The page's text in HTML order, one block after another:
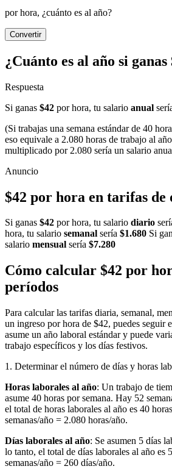
por hora, ¿cuánto es al año?
Convertir
¿Cuánto es al año si
Respuesta
Si ganas $42 por hora, tu salario anual
(Si trabajas una semana estándar de 40
eso equivale a 2.080 horas de trabajo al
multiplicado por 2.080 sería un salario
$42 por hora en tarifas de
Si ganas $42 por hora, tu salario diario
hora, tu salario semanal sería $1.680 Si
salario mensual sería $7.280
Cómo calcular $42 por
períodos
Para calcular las tarifas diaria, semanal,
un ingreso por hora de $42, puedes seguir
asume un año laboral estándar y puede
trabajo específicos y los días festivos.
1. Determinar el número de días y horas
Horas laborales al año: Un trabajo de
asume 40 horas por semana. Hay 52
el total de horas laborales al año es 40
semanas/año = 2.080 horas/año.
Días laborales al año: Se asumen 5 días
lo tanto, el total de días laborales al año es
semanas/año = 260 días/año.